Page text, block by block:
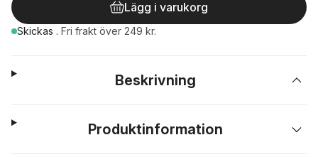
Lägg i varukorg
Skickas . Fri frakt över 249 kr.
Beskrivning
Produktinformation